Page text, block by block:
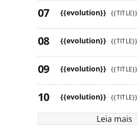
{{evolution}} {{TITLE}}
{{evolution}} {{TITLE}}
{{evolution}} {{TITLE}}
{{evolution}} {{TITLE}}
Leia mais